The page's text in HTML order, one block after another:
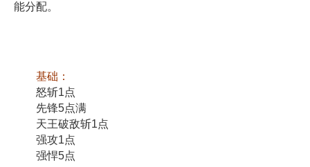
能分配。
基础：
怒斩1点
先锋5点满
天王破敌斩1点
强攻1点
强悍5点